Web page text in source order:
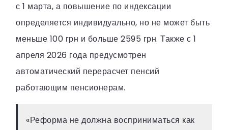
с 1 марта, а повышение по индексации
определяется индивидуально, но не может быть
меньше 100 грн и больше 2595 грн. Также с 1
апреля 2026 года предусмотрен
автоматический перерасчет пенсий
работающим пенсионерам.
«Реформа не должна восприниматься как